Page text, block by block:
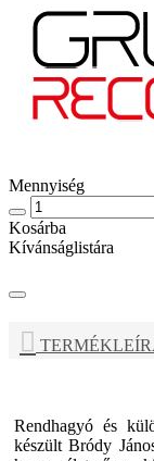
Mennyiség
Kosárba
Kívánságlistára
Rendhagyó és
készült Bródy